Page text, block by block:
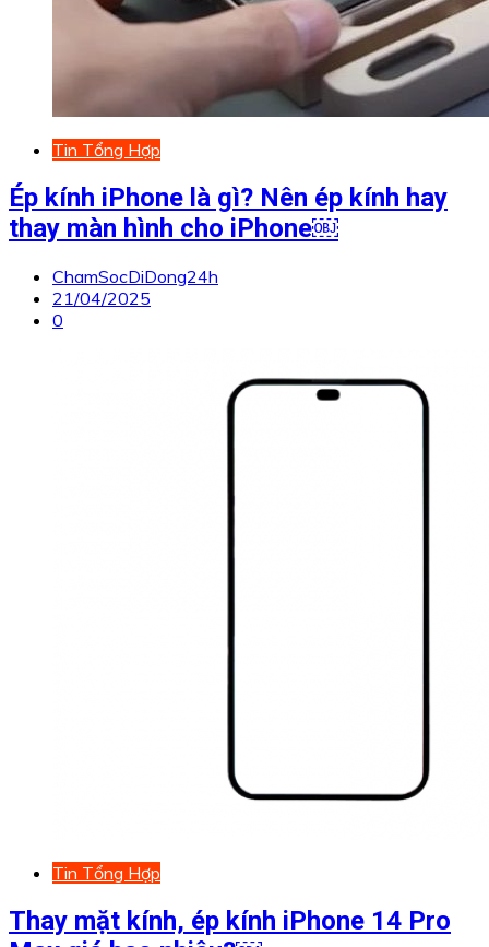
Tin Tổng Hợp
Ép kính iPhone là gì? Nên ép kính hay
thay màn hình cho iPhone￼
ChamSocDiDong24h
21/04/2025
0
Tin Tổng Hợp
Thay mặt kính, ép kính iPhone 14 Pro